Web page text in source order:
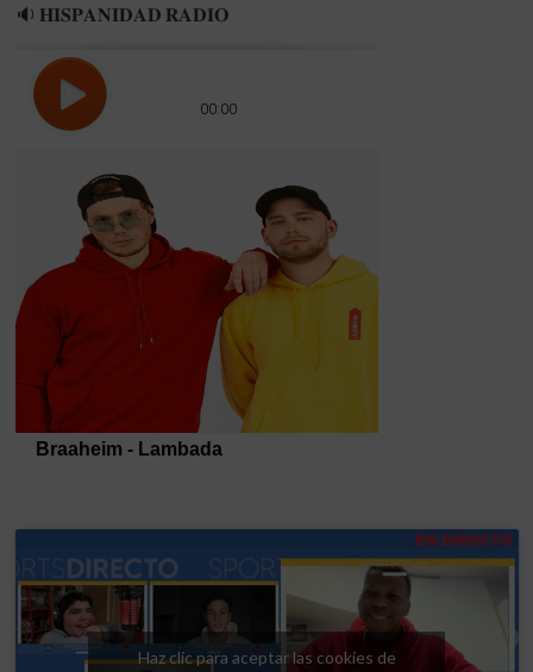
🔉 𝐇𝐈𝐒𝐏𝐀𝐍𝐈𝐃𝐀𝐃 𝐑𝐀𝐃𝐈𝐎
Haz clic para aceptar las cookies de